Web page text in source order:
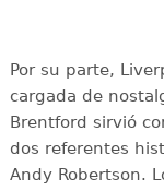
Por su parte,
cargada de
Brentford sirvió
dos referentes
Andy Robertson.